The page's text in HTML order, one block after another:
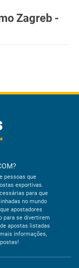
Zagreb -
pessoas que
esportivas.
para que
no mundo
apostadores
para se divertirem
apostas listadas
informações,